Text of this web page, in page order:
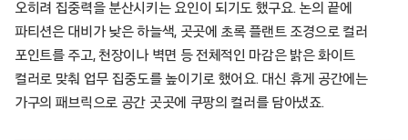
오히려 집중력을 분산시키는 요인이 되기도 했구요. 논의 끝에
파티션은 대비가 낮은 하늘색, 곳곳에 초록 플랜트 조경으로 컬러
포인트를 주고, 천장이나 벽면 등 전체적인 마감은 밝은 화이트
컬러로 맞춰 업무 집중도를 높이기로 했어요. 대신 휴게 공간에는
가구의 패브릭으로 공간 곳곳에 쿠팡의 컬러를 담아냈죠.